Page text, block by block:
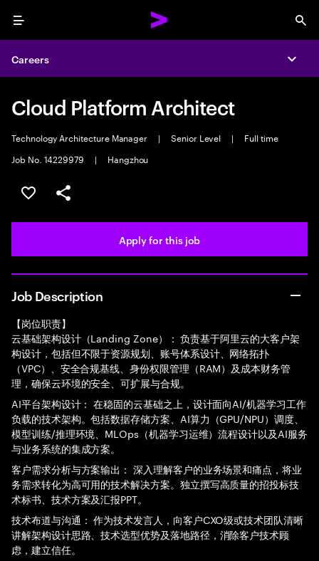
Menu
Careers
Cloud Platform Architect
Technology Architecture Manager | Senior Level |
Full time
Job No. 14229979
| Hangzhou
Save this job
Share this job
Apply for this job
Job Description
【岗位职责】
云基础架构设计（Landing Zone）： 负责基于阿里云的大客户架
构设计，包括但不限于资源规划、账号体系设计、网络拓扑
（VPC）、安全合规基线、身份权限管理（RAM）及成本财务管
理，确保云环境的安全、可扩展与合规。
AI平台架构设计： 在稳固的云基础之上，设计面向AI/机器学习工作
负载的技术架构。包括数据存储方案、AI算力（GPU/NPU）调度、
模型训练/推理环境、MLOps（机器学习运维）流程设计以及AI服务
与业务系统的集成方案。
客户需求分析与方案输出： 深入理解客户的业务场景和痛点，将业
务需求转化为高可用的技术解决方案。独立撰写高质量的招投标技
术标书、技术方案及汇报PPT。
技术布道与沟通： 作为技术发言人，向客户CXO级或技术团队清晰
讲解架构设计思路、技术选型优势及落地路径，消除客户技术顾
虑，建立信任。